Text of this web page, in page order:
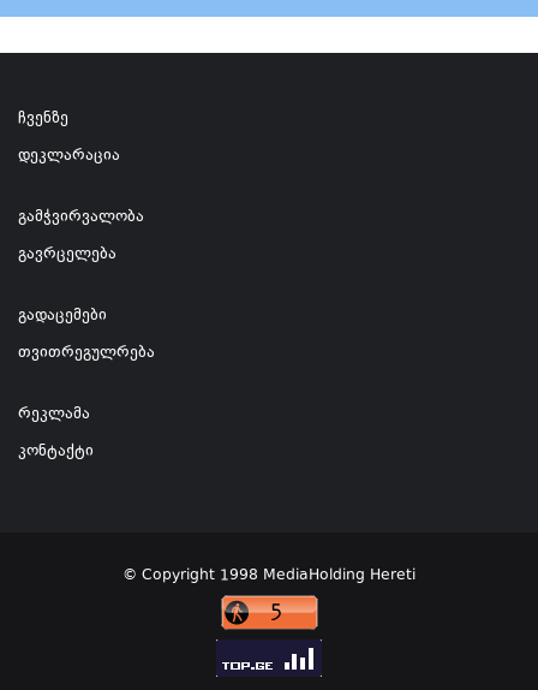
ჩვენზე
დეკლარაცია
გამჭვირვალობა
გავრცელება
გადაცემები
თვითრეგულრება
რეკლამა
კონტაქტი
© Copyright 1998 MediaHolding Hereti